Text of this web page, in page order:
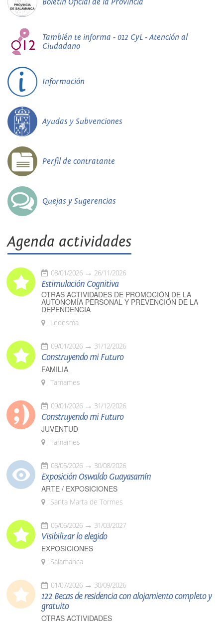
También te informa - 012 CyL - Atención al
Ciudadano
Información
Ayudas y Subvenciones
Perfil de contratante
Quejas y Sugerencias
Agenda actividades
08/01/2026 26/11/2026
Estimulación Cognitiva
OTRAS ACTIVIDADES DE PROMOCIÓN DE LA
AUTONOMÍA PERSONAL Y PREVENCIÓN DE LA
DEPENDENCIA
Ledesma
09/01/2026 31/12/2026
Construyendo mi Futuro
FAMILIA
Tamames
09/01/2026 31/12/2026
Construyendo mi Futuro
JUVENTUD
Tamames
08/05/2026 30/08/2026
Exposición Oswaldo Guayasamín
ARTE / EXPOSICIONES
Santa Marta de Tormes
05/06/2026 31/03/2027
Visibilizar lo elegido
EXPOSICIONES
Salamanca
01/07/2026 30/09/2026
122 Becas de residencia con alojamiento completo y
gratuito
OTRAS ACTIVIDADES